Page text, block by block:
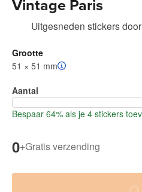
Vintage Paris
Uitgesneden stickersdoor
Grootte
51 × 51 mm
Aantal
Bespaar 64% als je 4 stickers
0+Gratis verzending